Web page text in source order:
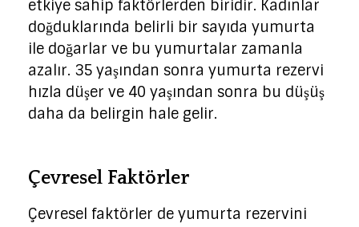
etkiye sahip faktörlerden biridir. Kadınlar
doğduklarında belirli bir sayıda yumurta
ile doğarlar ve bu yumurtalar zamanla
azalır. 35 yaşından sonra yumurta rezervi
hızla düşer ve 40 yaşından sonra bu düşüş
daha da belirgin hale gelir.
Çevresel Faktörler
Çevresel faktörler de yumurta rezervini